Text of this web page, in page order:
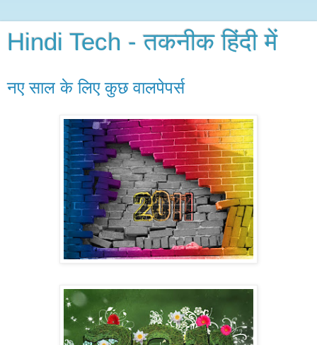
Hindi Tech - तकनीक हिंदी में
नए साल के लिए कुछ वालपेपर्स